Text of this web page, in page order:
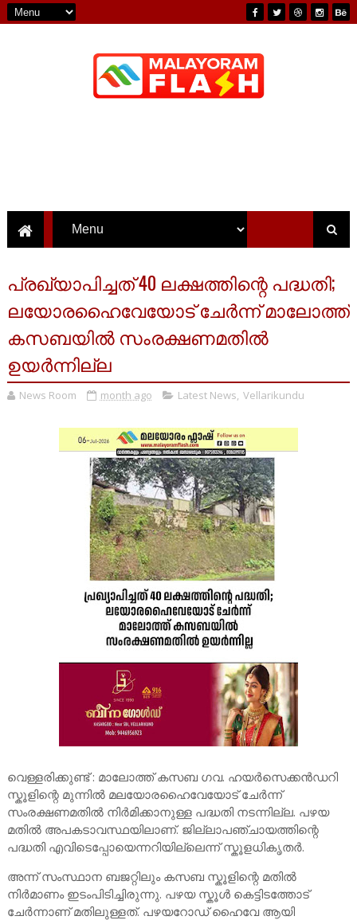
പ്രഖ്യാപിച്ചത് 40 ലക്ഷത്തിന്റെ പദ്ധതി;
ലയോരഹൈവേയോട് ചേർന്ന് മാലോത്ത്
കസബയിൽ സംരക്ഷണമതിൽ
ഉയർന്നില്ല
News Room month ago Latest News, Vellarikundu
വെള്ളരിക്കുണ്ട് : മാലോത്ത് കസബ ഗവ. ഹയർസെക്കൻഡറി
സ്കൂളിന്റെ മുന്നിൽ മലയോരഹൈവേയോട് ചേർന്ന്
സംരക്ഷണമതിൽ നിർമിക്കാനുള്ള പദ്ധതി നടന്നില്ല. പഴയ
മതിൽ അപകടാവസ്ഥയിലാണ്. ജില്ലാപഞ്ചായത്തിന്റെ
പദ്ധതി എവിടെപ്പോയെന്നറിയില്ലെന്ന് സ്കൂളധികൃതർ.
അന്ന് സംസ്ഥാന ബജറ്റിലും കസബ സ്കൂളിന്റെ മതിൽ
നിർമാണം ഇടംപിടിച്ചിരുന്നു. പഴയ സ്കൂൾ കെട്ടിടത്തോട്
ചേർന്നാണ് മതിലുള്ളത്. പഴയറോഡ് ഹൈവേ ആയി